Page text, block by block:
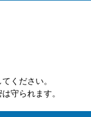
ください。
守られます。